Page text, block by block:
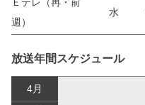
週）
水
放送年間スケジュール
4月